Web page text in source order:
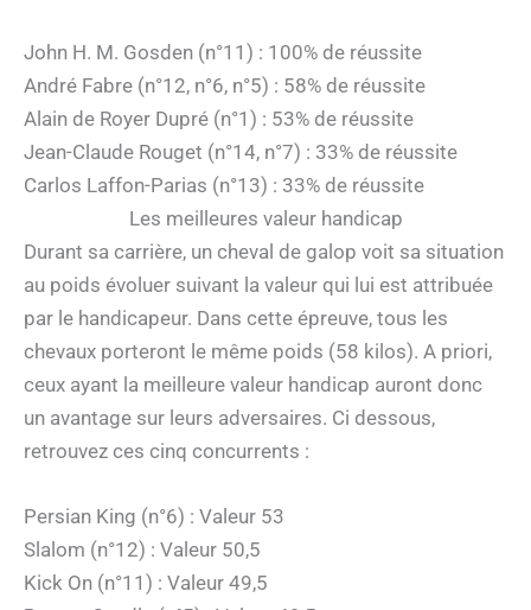
John H. M. Gosden (n°11) : 100% de réussite
André Fabre (n°12, n°6, n°5) : 58% de réussite
Alain de Royer Dupré (n°1) : 53% de réussite
Jean-Claude Rouget (n°14, n°7) : 33% de réussite
Carlos Laffon-Parias (n°13) : 33% de réussite
Les meilleures valeur handicap
Durant sa carrière, un cheval de galop voit sa situation
au poids évoluer suivant la valeur qui lui est attribuée
par le handicapeur. Dans cette épreuve, tous les
chevaux porteront le même poids (58 kilos). A priori,
ceux ayant la meilleure valeur handicap auront donc
un avantage sur leurs adversaires. Ci dessous,
retrouvez ces cinq concurrents :
Persian King (n°6) : Valeur 53
Slalom (n°12) : Valeur 50,5
Kick On (n°11) : Valeur 49,5